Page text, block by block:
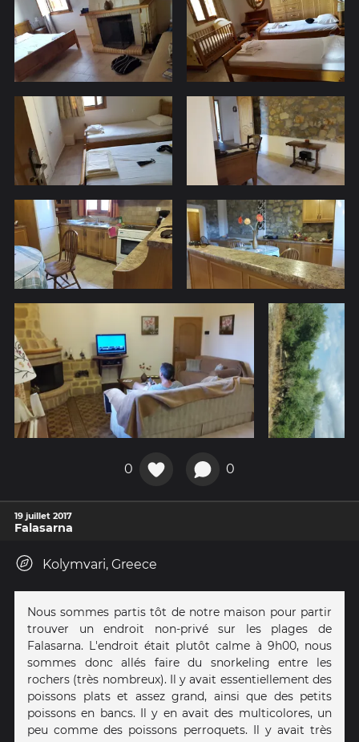
0 0
19 juillet 2017
Falasarna
Kolymvari, Greece
Nous sommes partis tôt de notre maison pour partir
trouver un endroit non-privé sur les plages de
Falasarna. L'endroit était plutôt calme à 9h00, nous
sommes donc allés faire du snorkeling entre les
rochers (très nombreux). Il y avait essentiellement des
poissons plats et assez grand, ainsi que des petits
poissons en bancs. Il y en avait des multicolores, un
peu comme des poissons perroquets. Il y avait très